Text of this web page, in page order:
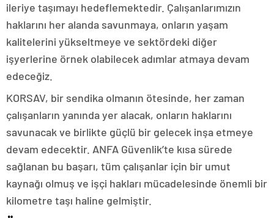
ileriye taşımayı hedeflemektedir. Çalışanlarımızın
haklarını her alanda savunmaya, onların yaşam
kalitelerini yükseltmeye ve sektördeki diğer
işyerlerine örnek olabilecek adımlar atmaya devam
edeceğiz.
KORSAV, bir sendika olmanın ötesinde, her zaman
çalışanların yanında yer alacak, onların haklarını
savunacak ve birlikte güçlü bir gelecek inşa etmeye
devam edecektir. ANFA Güvenlik’te kısa sürede
sağlanan bu başarı, tüm çalışanlar için bir umut
kaynağı olmuş ve işçi hakları mücadelesinde önemli bir
kilometre taşı haline gelmiştir.